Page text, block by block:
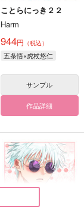
ことらにっき２２
Harm
944円 （税込）
五条悟×虎杖悠仁
サンプル
作品詳細